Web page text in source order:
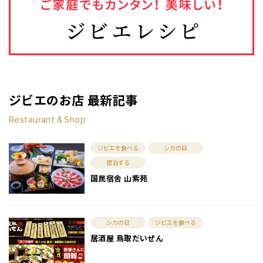
ジビエのお店 最新記事
Restaurant & Shop
ジビエを食べる
シカの日
宿泊する
国民宿舎 山紫苑
シカの日 ジビエを食べる
居酒屋 鳥取だいぜん